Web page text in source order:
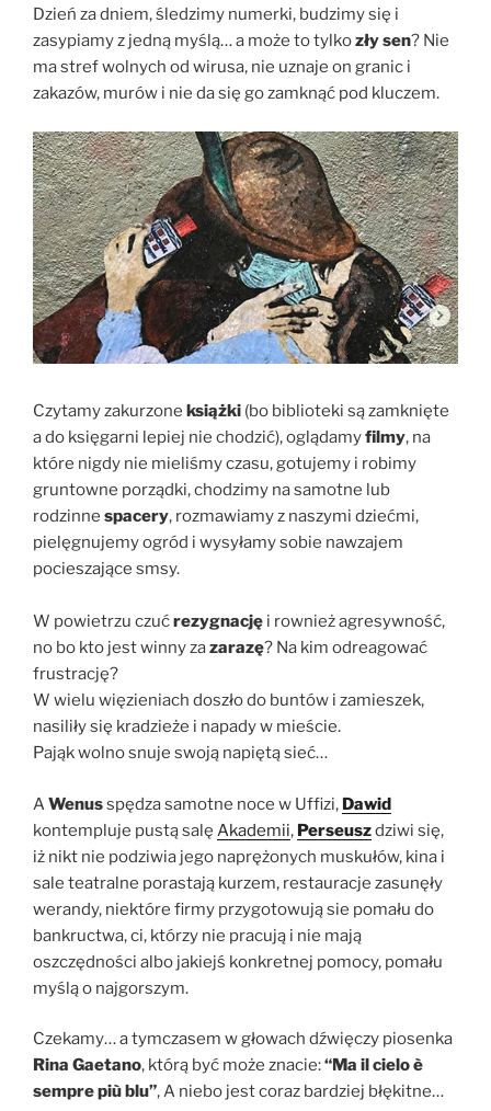
Dzień za dniem, śledzimy numerki, budzimy się i
zasypiamy z jedną myślą… a może to tylkozły sen? Nie
ma stref wolnych od wirusa, nie uznaje on granic i
zakazów, murów i nie da się go zamknąć pod kluczem.
Czytamy zakurzone książki (bo biblioteki są zamknięte
a do księgarni lepiej nie chodzić), oglądamyfilmy, na
które nigdy nie mieliśmy czasu, gotujemy i robimy
gruntowne porządki, chodzimy na samotne lub
rodzinne spacery, rozmawiamy z naszymi dziećmi,
pielęgnujemy ogród i wysyłamy sobie nawzajem
pocieszające smsy.
W powietrzu czućrezygnację i rownież agresywność,
no bo kto jest winny zazarazę? Na kim odreagować
frustrację?
W wielu więzieniach doszło do buntów i zamieszek,
nasiliły się kradzieże i napady w mieście.
Pająk wolno snuje swoją napiętą sieć…
AWenusspędza samotne noce w Uffizi, Dawid
kontempluje pustą salę Akademii, Perseuszdziwi się,
iż nikt nie podziwia jego naprężonych muskułów, kina i
sale teatralne porastają kurzem, restauracje zasunęły
werandy, niektóre firmy przygotowują sie pomału do
bankructwa, ci, którzy nie pracują i nie mają
oszczędności albo jakiejś konkretnej pomocy, pomału
myślą o najgorszym.
Czekamy… a tymczasem w głowach dźwięczy piosenka
Rina Gaetano, którą być może znacie:“Ma il cielo è
sempre più blu”, A niebo jest coraz bardziej błękitne…